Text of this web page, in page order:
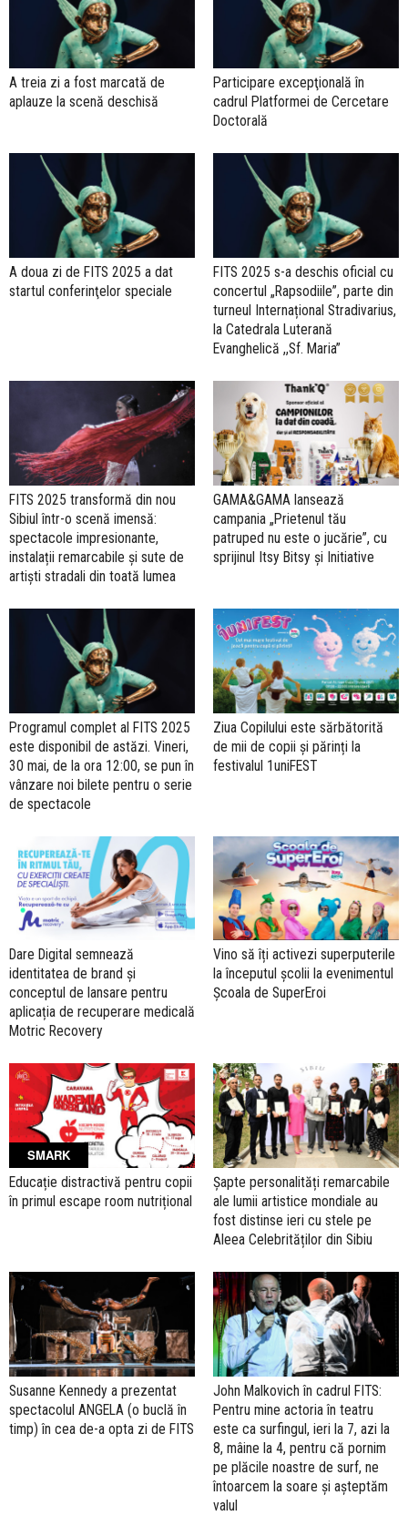
A treia zi a fost marcată de
aplauze la scenă deschisă
Participare excepţională în
cadrul Platformei de Cercetare
Doctorală
A doua zi de FITS 2025 a dat
startul conferinţelor speciale
FITS 2025 s-a deschis oficial cu
concertul „Rapsodiile”, parte din
turneul Internațional Stradivarius,
la Catedrala Luterană
Evanghelică ,,Sf. Maria”
FITS 2025 transformă din nou
Sibiul într-o scenă imensă:
spectacole impresionante,
instalații remarcabile și sute de
artiști stradali din toată lumea
GAMA&GAMA lansează
campania „Prietenul tău
patruped nu este o jucărie”, cu
sprijinul Itsy Bitsy și Initiative
Programul complet al FITS 2025
este disponibil de astăzi. Vineri,
30 mai, de la ora 12:00, se pun în
vânzare noi bilete pentru o serie
de spectacole
Ziua Copilului este sărbătorită
de mii de copii și părinți la
festivalul 1uniFEST
Dare Digital semnează
identitatea de brand și
conceptul de lansare pentru
aplicația de recuperare medicală
Motric Recovery
Vino să îți activezi superputerile
la începutul școlii la evenimentul
Școala de SuperEroi
SMARK
Educație distractivă pentru copii
în primul escape room nutrițional
Șapte personalități remarcabile
ale lumii artistice mondiale au
fost distinse ieri cu stele pe
Aleea Celebrităților din Sibiu
Susanne Kennedy a prezentat
spectacolul ANGELA (o buclă în
timp) în cea de-a opta zi de FITS
John Malkovich în cadrul FITS:
Pentru mine actoria în teatru
este ca surfingul, ieri la 7, azi la
8, mâine la 4, pentru că pornim
pe plăcile noastre de surf, ne
întoarcem la soare și așteptăm
valul